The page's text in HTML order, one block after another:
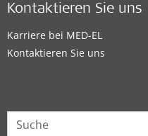
Kontaktieren Sie uns
Karriere bei MED-EL
Kontaktieren Sie uns